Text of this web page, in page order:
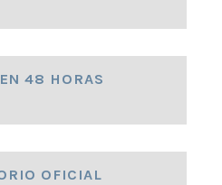
48 HORAS
OFICIAL